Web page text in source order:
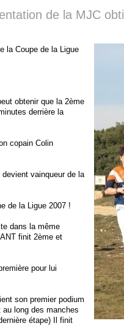
de la MJC
la Coupe de la Ligue
obtenir que la 2ème
derrière la
copain Colin
vainqueur de la
de la Ligue 2007 !
dans la même
finit 2ème et
pour lui
son premier podium
long des manches
étape) Il finit